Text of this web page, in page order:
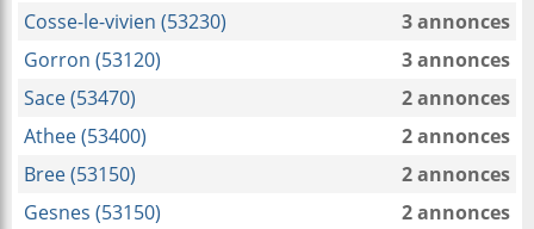
Cosse-le-vivien (53230)
3 annonces
Gorron (53120)
3 annonces
Sace (53470)
2 annonces
Athee (53400)
2 annonces
Bree (53150)
2 annonces
Gesnes (53150)
2 annonces